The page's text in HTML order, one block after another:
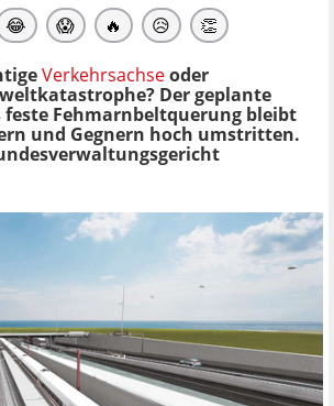
😂 😱 🔥 😥 👏
Verkehrsachseoder
Der geplante
feste Fehmarnbeltquerung bleibt
und Gegnern hoch umstritten.